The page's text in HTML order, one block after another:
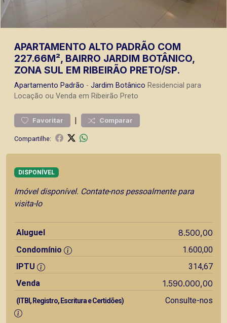
APARTAMENTO ALTO PADRÃO COM
227.66M², BAIRRO JARDIM BOTÂNICO,
ZONA SUL EM RIBEIRÃO PRETO/SP.
Apartamento Padrão - Jardim Botânico Residencial para
Locação ou Venda em Ribeirão Preto
Favoritar | Comparar
Compartilhe:
DISPONÍVEL
Imóvel disponível. Contate-nos pessoalmente para
visita-lo
Aluguel 8.500,00
Condomínio
1.600,00
IPTU
314,67
Venda
1.590.000,00
(ITBI, Registro, Escritura e Certidões) Consulte-nos